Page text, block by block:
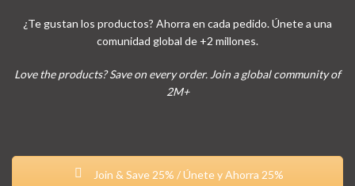
¿Te gustan los productos? Ahorra en cada pedido. Únete a una
comunidad global de +2 millones.
Love the products? Save on every order. Join a global community of
2M+
Join & Save 25% / Únete y Ahorra 25%